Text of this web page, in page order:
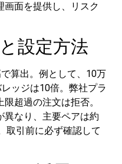
画面を提供し、リスク
設定方法
算出。例として、10万
ッジは10倍。弊社プラ
超過の注文は拒否。
異なり、主要ペアは約
取引前に必ず確認して